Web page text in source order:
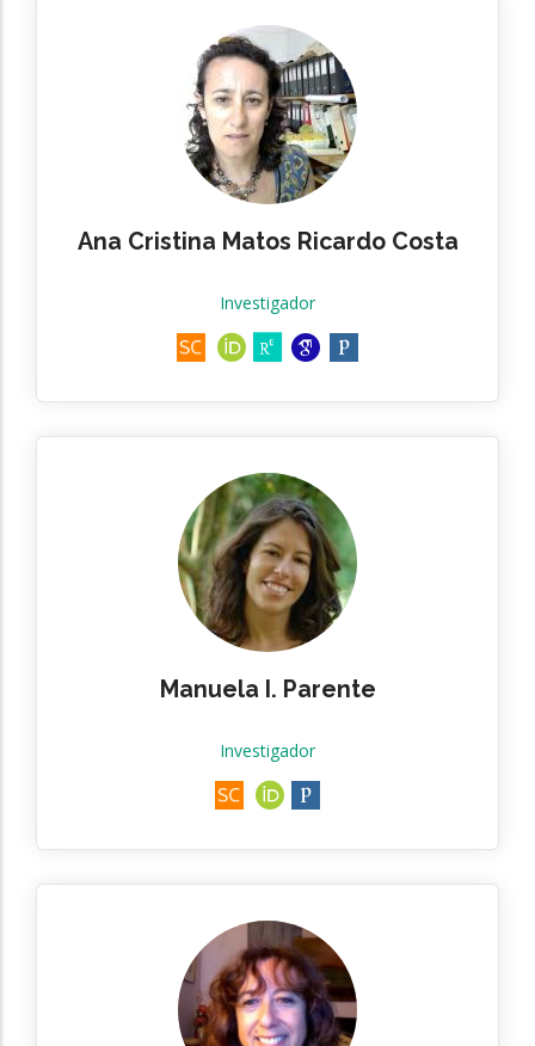
Ana Cristina Matos Ricardo Costa
Investigador
Manuela I. Parente
Investigador